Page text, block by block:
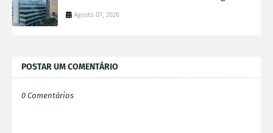
Agosto 07, 2026
POSTAR UM COMENTÁRIO
0 Comentários